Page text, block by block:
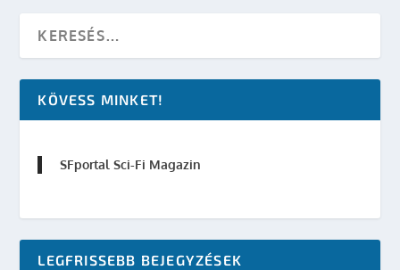
KÖVESS MINKET!
SFportal Sci-Fi Magazin
LEGFRISSEBB BEJEGYZÉSEK